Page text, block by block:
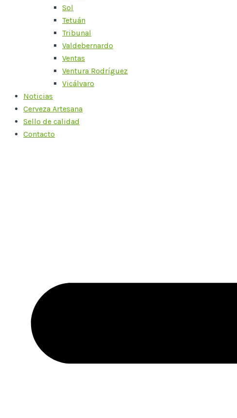
Sol
Tetuán
Tribunal
Valdebernardo
Ventas
Ventura Rodríguez
Vicálvaro
Noticias
Cerveza Artesana
Sello de calidad
Contacto